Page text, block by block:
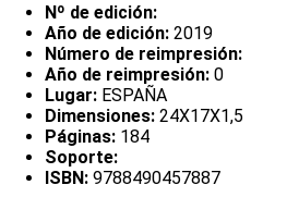
Nº de edición:
Año de edición: 2019
Número de reimpresión:
Año de reimpresión: 0
Lugar: ESPAÑA
Dimensiones: 24X17X1,5
Páginas: 184
Soporte:
ISBN: 9788490457887